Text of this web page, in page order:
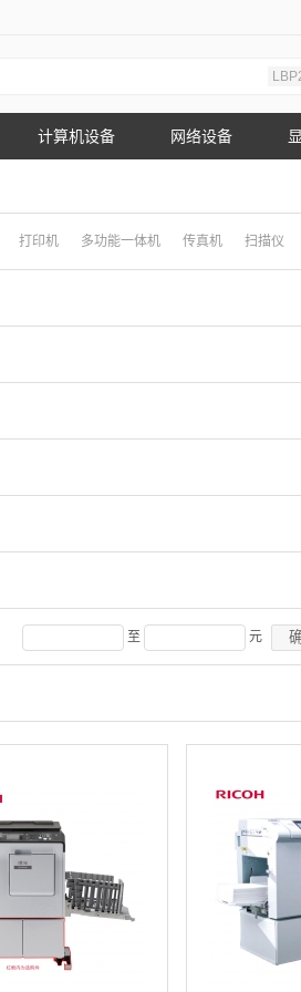
计算机设备 网络设备
打印机 多功能一体机 传真机 扫描仪
至 元